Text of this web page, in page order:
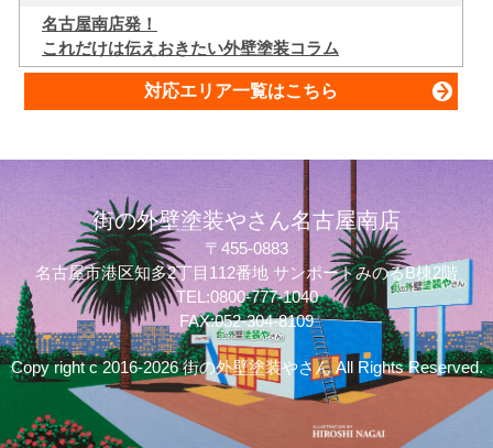
名古屋南店発！
これだけは伝えおきたい外壁塗装コラム
対応エリア一覧はこちら
街の外壁塗装やさん名古屋南店
〒455-0883
名古屋市港区知多2丁目112番地 サンポートみのるB棟2階
TEL:0800-777-1040
FAX:052-304-8109
Copy right c 2016-2026 街の外壁塗装やさん All Rights Reserved.